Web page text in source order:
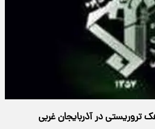
تروریستی در آذربایجان غربی